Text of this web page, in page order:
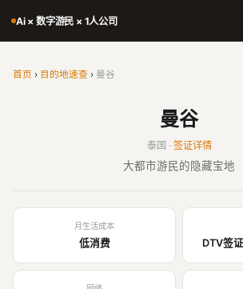
Ai × 数字游民 × 1人公司
首页 › 目的地速查 › 曼谷
曼谷
泰国 · 签证详情
大都市游民的隐藏宝地
月生活成本
低消费 DTV签